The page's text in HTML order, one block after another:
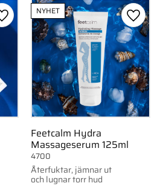
Lägg till i favoriter
Feetcalm Hydra
Massageserum 125ml
Återfuktar, jämnar ut
och lugnar torr hud
4700
NYHET
Lägg